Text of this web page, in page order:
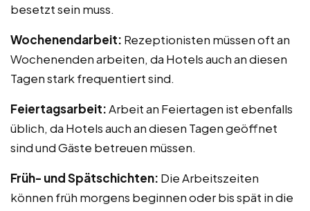
besetzt sein muss.
Wochenendarbeit: Rezeptionisten müssen oft an
Wochenenden arbeiten, da Hotels auch an diesen
Tagen stark frequentiert sind.
Feiertagsarbeit:Arbeit an Feiertagen ist ebenfalls
üblich, da Hotels auch an diesen Tagen geöffnet
sind und Gäste betreuen müssen.
Früh- und Spätschichten: Die Arbeitszeiten
können früh morgens beginnen oder bis spät in die